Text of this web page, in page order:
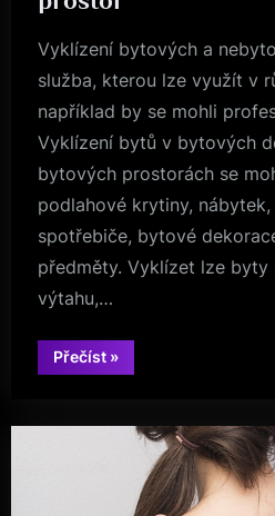
Vyklízení bytových a
služba, kterou lze využít v
například by se mohli
Vyklízení bytů v bytových
bytových prostorách se
podlahové krytiny,
spotřebiče, bytové
předměty. Vyklízet lze byty
výtahu,…
Přečíst“Komu
se
prostor”
»